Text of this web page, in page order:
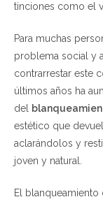
tinciones como el
Para muchas
problema social y
contrarrestar este
últimos años ha
del
estético que
aclarándolos y
joven y natural.
El